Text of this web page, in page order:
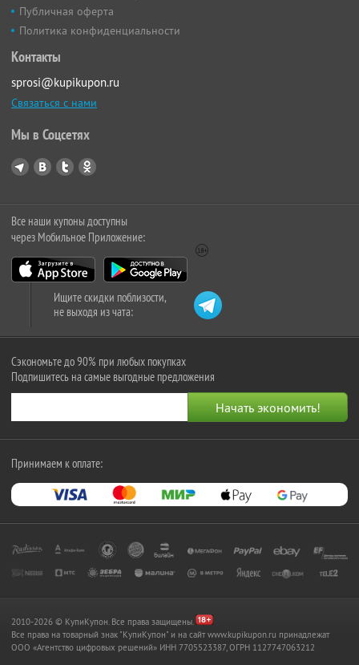
Публичная оферта
Политика конфиденциальности
Контакты
sprosi@kupikupon.ru
Связаться с нами
Мы в Соцсетях
Все наши купоны доступны
через Мобильное Приложение:
Ищите скидки поблизости,
не выходя из чата:
Сэкономьте до 90% при любых покупках
Подпишитесь на самые выгодные предложения
Принимаем к оплате:
2010-2026 © КупиКупон. Все права защищены.
Все права на товарный знак "КупиКупон" и на сайт www.kupikupon.ru принадлежат
OOO «Агентство цифровых решений» ИНН 7705523387, ОГРН 1127747063212